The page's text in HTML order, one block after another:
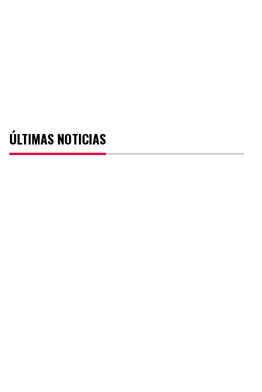
ÚLTIMAS NOTICIAS